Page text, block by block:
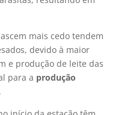
mais cedo tendem
devido à maior
e produção de leite das
para a produção